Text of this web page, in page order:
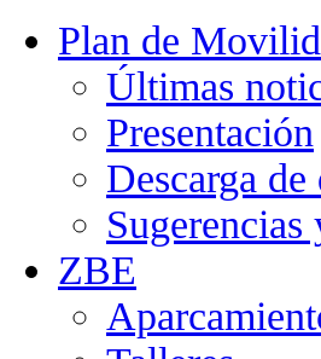
Plan de
Últimas
Presentación
Descarga
Sugerencias
ZBE